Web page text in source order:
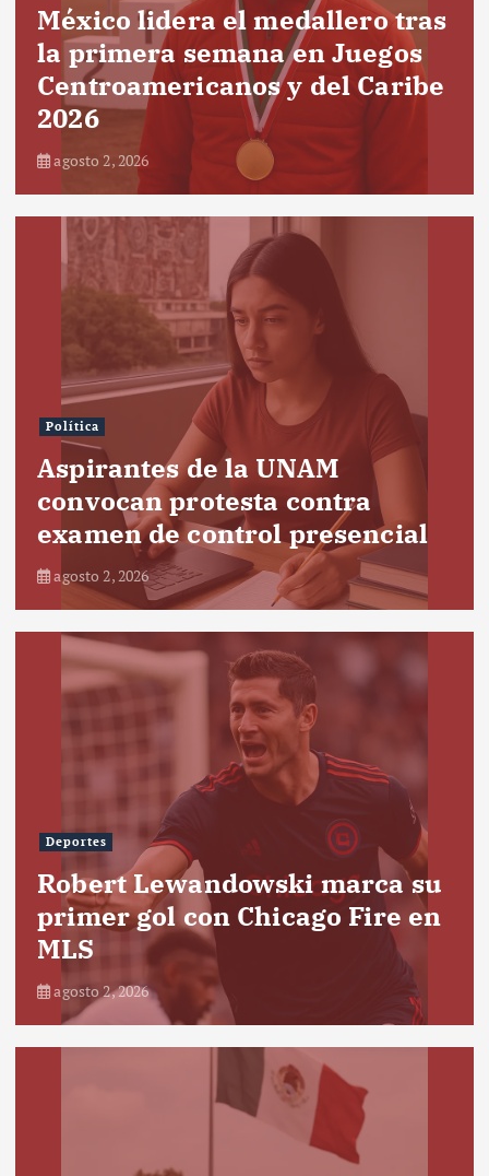
México lidera el medallero tras
la primera semana en Juegos
Centroamericanos y del Caribe
2026
agosto 2, 2026
Política
Aspirantes de la UNAM
convocan protesta contra
examen de control presencial
agosto 2, 2026
Deportes
Robert Lewandowski marca su
primer gol con Chicago Fire en
MLS
agosto 2, 2026